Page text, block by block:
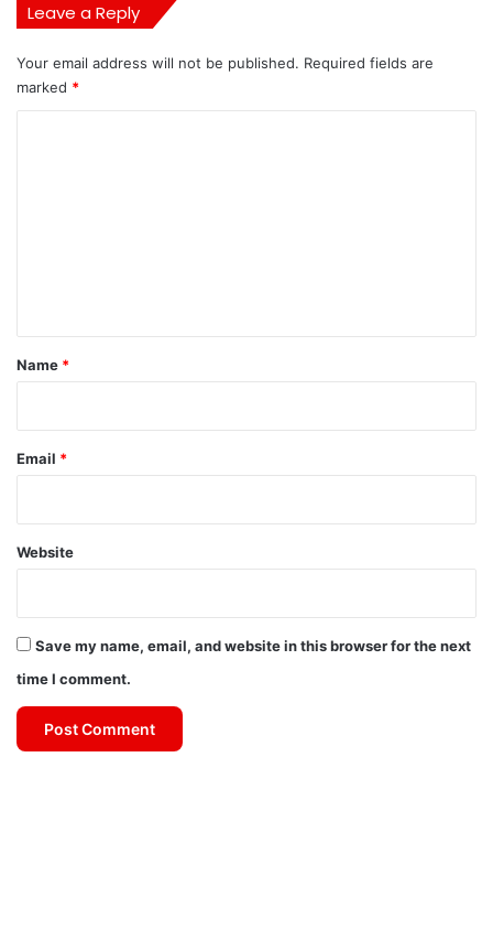
Leave a Reply
Your email address will not be published. Required fields are
marked *
*
Name *
Email *
Website
Save my name, email, and website in this browser for the next
time I comment.